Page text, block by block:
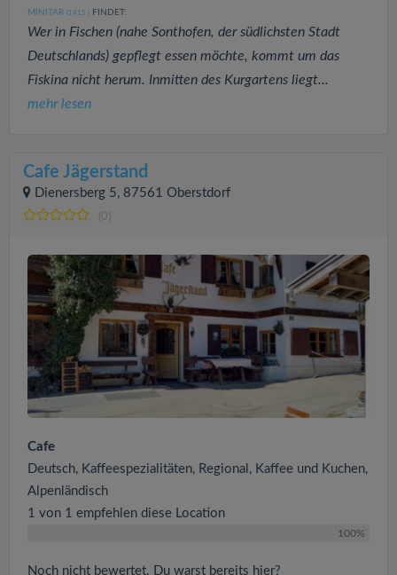
MINITAR (1415 ) FINDET:
Wer in Fischen (nahe Sonthofen, der südlichsten Stadt
Deutschlands) gepflegt essen möchte, kommt um das
Fiskina nicht herum. Inmitten des Kurgartens liegt...
mehr lesen
Cafe Jägerstand
Dienersberg 5, 87561 Oberstdorf
(0)
Cafe
Deutsch, Kaffeespezialitäten, Regional, Kaffee und Kuchen,
Alpenländisch
1 von 1 empfehlen diese Location
100%
Noch nicht bewertet. Du warst bereits hier?